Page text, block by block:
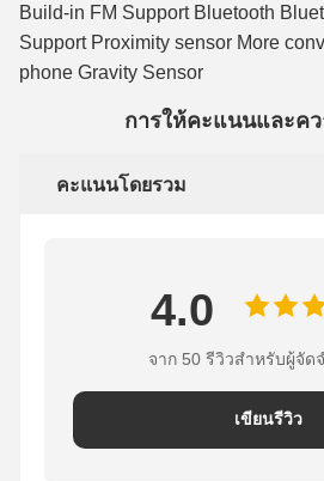
Build-in FM Support Bluetooth
Support Proximity sensor More
phone Gravity Sensor
การให้คะแนนและค
คะแนนโดยรวม
4.0
จาก 50 รีวิวสําหรับผู้จัด
เขียนรีวิว